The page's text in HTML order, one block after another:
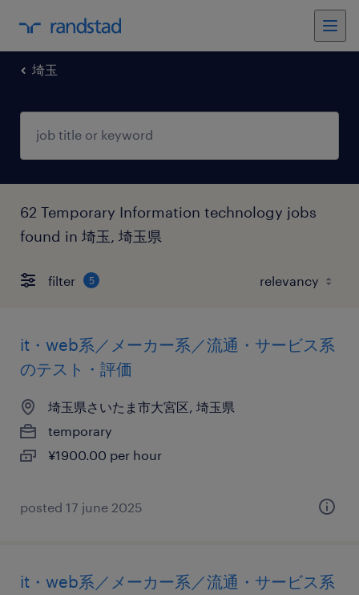
埼玉
62 Temporary Information technology jobs
found in 埼玉, 埼玉県
filter 5
it・web系／メーカー系／流通・サービス系
のテスト・評価
埼玉県さいたま市大宮区, 埼玉県
temporary
¥1900.00 per hour
posted 17 june 2025
it・web系／メーカー系／流通・サービス系